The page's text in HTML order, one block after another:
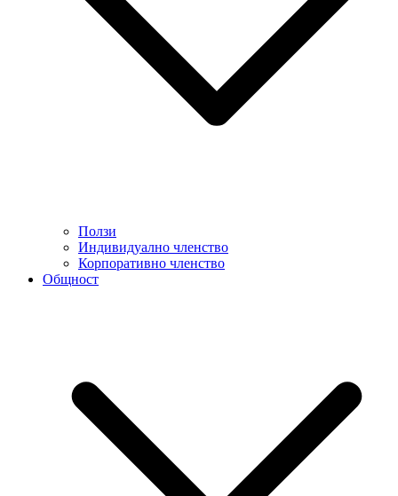
Ползи
Индивидуално членство
Корпоративно членство
Общност